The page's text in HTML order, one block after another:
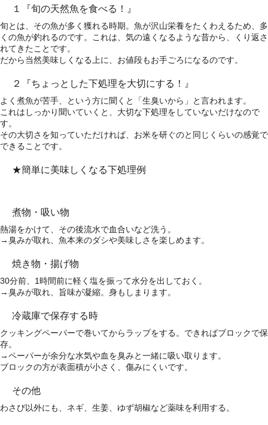
１『旬の天然魚を食べる！』
旬とは、その魚が多く獲れる時期。魚が沢山栄養をたくわえるため、多
くの魚が釣れるのです。これは、気の遠くなるような昔から、くり返さ
れてきたことです。
だから当然美味しくなる上に、お値段もお手ごろになるのです。
２『ちょっとした下処理を大切にする！』
よく煮魚が苦手、という方に聞くと「生臭いから」と言われます。
これはしっかり聞いていくと、大切な下処理をしていないだけなので
す。
その大切さを知っていただければ、お米を研ぐのと同じくらいの感覚で
できることです。
★簡単に美味しくなる下処理例
煮物・吸い物
熱湯をかけて、その後流水で血合いなど洗う。
→臭みが取れ、魚本来のダシや美味しさを楽しめます。
焼き物・揚げ物
30分前、1時間前に軽く塩を振って水分を出しておく。
→臭みが取れ、旨味が凝縮。身もしまります。
冷蔵庫で保存する時
クッキングペーパーで巻いてからラップをする。できればブロックで保
存。
→ペーパーが余分な水気や血を臭みと一緒に吸い取ります。
ブロックの方が表面積が小さく、傷みにくいです。
その他
わさび以外にも、ネギ、生姜、ゆず胡椒など薬味を利用する。